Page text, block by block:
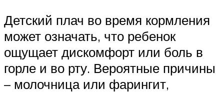
Детский плач во время кормления
может означать, что ребенок
ощущает дискомфорт или боль в
горле и во рту. Вероятные причины
– молочница или фарингит,